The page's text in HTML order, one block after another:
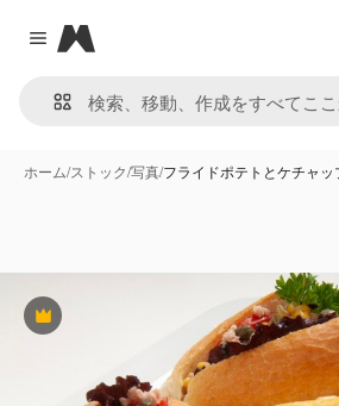
Close menu
Magnific
ホーム/ストック/写真/フライドポテトとケチャ
Premium